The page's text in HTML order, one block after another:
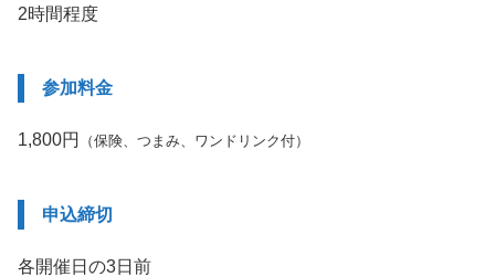
2時間程度
参加料金
1,800円 （保険、つまみ、ワンドリンク付）
申込締切
各開催日の3日前